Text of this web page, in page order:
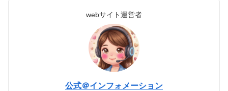
webサイト運営者
公式＠インフォメーション